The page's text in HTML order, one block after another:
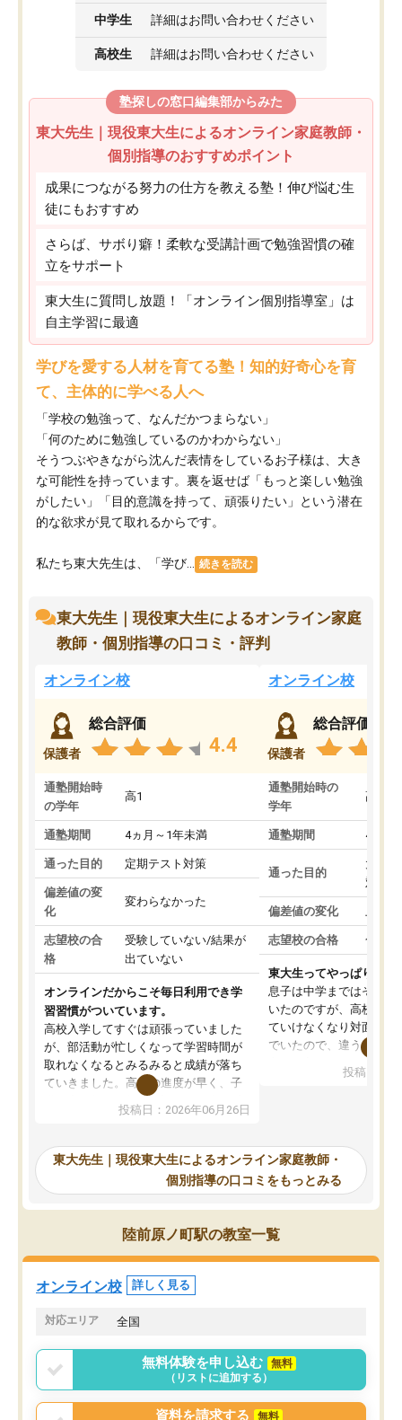
中学生 詳細はお問い合わせください
高校生 詳細はお問い合わせください
塾探しの窓口編集部からみた
東大先生｜現役東大生によるオンライン家庭教師・
個別指導のおすすめポイント
成果につながる努力の仕方を教える塾！伸び悩む生
徒にもおすすめ
さらば、サボり癖！柔軟な受講計画で勉強習慣の確
立をサポート
東大生に質問し放題！「オンライン個別指導室」は
自主学習に最適
学びを愛する人材を育てる塾！知的好奇心を育
て、主体的に学べる人へ
「学校の勉強って、なんだかつまらない」
「何のために勉強しているのかわからない」
そうつぶやきながら沈んだ表情をしているお子様は、大き
な可能性を持っています。裏を返せば「もっと楽しい勉強
がしたい」「目的意識を持って、頑張りたい」という潜在
的な欲求が見て取れるからです。
私たち東大先生は、「学び... 続きを読む
東大先生｜現役東大生によるオンライン家庭
教師・個別指導の口コミ・評判
オンライン校
保護者
総合評価
4.4
通塾開始時
の学年
高1
通塾期間 4ヵ月～1年未満
通った目的 定期テスト対策
偏差値の変
化
変わらなかった
志望校の合
格
受験していない/結果が
出ていない
オンラインだからこそ毎日利用でき学
習習慣がついています。
高校入学してすぐは頑張っていました
が、部活動が忙しくなって学習時間が
取れなくなるとみるみると成績が落ち
ていきました。高校の進度が早く、子
供も家に帰って勉強の話すると嫌な反
応を示します。東大先生にお願いして
れるので、親としても安心です。毎日
使える自習室とかもあり、わからない
ところがあれば先生が回答してくれる
のも重宝しています。
投稿日：2026年06月26日
オンライン校
保護者
総合評価
通塾開始時の
学年
高3
通塾期間 4ヵ月
通った目的
大学
対策
偏差値の変化
志望校の合格 合格
東大生ってやっぱりすご
息子は中学まではそこそ
いたのですが、高校に入
ていけなくなり対面の塾
でいたので、違うアプロ
で、当初は模試でD判定
自習室が毎日使えていつ
るのが心強かったよう
謝です。
投稿日：
東大先生｜現役東大生によるオンライン家庭教師・
個別指導の口コミをもっとみる
陸前原ノ町駅の教室一覧
オンライン校 詳しく見る
対応エリア 全国
無料体験を申し込む
無料
（リストに追加する）
資料を請求する 無料